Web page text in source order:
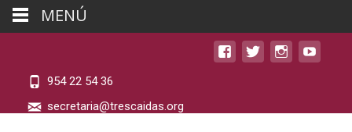
954 22 54 36
secretaria@trescaidas.org
MENÚ